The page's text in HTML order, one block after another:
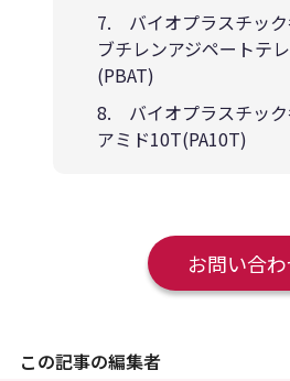
7. バイオプラスチッ
ブチレンアジペートテ
(PBAT)
8. バイオプラスチッ
アミド10T(PA10T)
お問い合
この記事の編集者